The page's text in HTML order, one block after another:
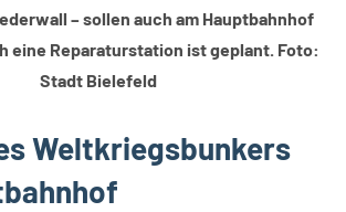
– sollen auch am Hauptbahnhof
eine Reparaturstation ist geplant. Foto:
Stadt Bielefeld
Weltkriegsbunkers